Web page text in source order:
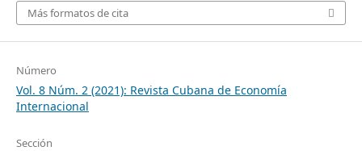
Más formatos de cita
Número
Vol. 8 Núm. 2 (2021): Revista Cubana de Economía
Internacional
Sección